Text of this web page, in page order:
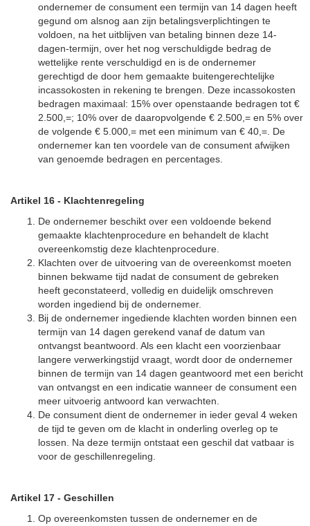
ondernemer de consument een termijn van 14 dagen heeft
gegund om alsnog aan zijn betalingsverplichtingen te
voldoen, na het uitblijven van betaling binnen deze 14-
dagen-termijn, over het nog verschuldigde bedrag de
wettelijke rente verschuldigd en is de ondernemer
gerechtigd de door hem gemaakte buitengerechtelijke
incassokosten in rekening te brengen. Deze incassokosten
bedragen maximaal: 15% over openstaande bedragen tot €
2.500,=; 10% over de daaropvolgende € 2.500,= en 5% over
de volgende € 5.000,= met een minimum van € 40,=. De
ondernemer kan ten voordele van de consument afwijken
van genoemde bedragen en percentages.
Artikel 16 - Klachtenregeling
De ondernemer beschikt over een voldoende bekend
gemaakte klachtenprocedure en behandelt de klacht
overeenkomstig deze klachtenprocedure.
Klachten over de uitvoering van de overeenkomst moeten
binnen bekwame tijd nadat de consument de gebreken
heeft geconstateerd, volledig en duidelijk omschreven
worden ingediend bij de ondernemer.
Bij de ondernemer ingediende klachten worden binnen een
termijn van 14 dagen gerekend vanaf de datum van
ontvangst beantwoord. Als een klacht een voorzienbaar
langere verwerkingstijd vraagt, wordt door de ondernemer
binnen de termijn van 14 dagen geantwoord met een bericht
van ontvangst en een indicatie wanneer de consument een
meer uitvoerig antwoord kan verwachten.
De consument dient de ondernemer in ieder geval 4 weken
de tijd te geven om de klacht in onderling overleg op te
lossen. Na deze termijn ontstaat een geschil dat vatbaar is
voor de geschillenregeling.
Artikel 17 - Geschillen
Op overeenkomsten tussen de ondernemer en de